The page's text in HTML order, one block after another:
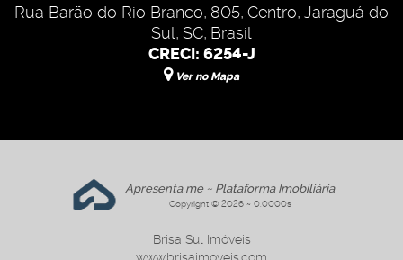
Rua Barão do Rio Branco, 805, Centro, Jaraguá do
Sul, SC, Brasil
CRECI: 6254-J
Ver no Mapa
Apresenta.me ~ Plataforma Imobiliária
Copyright © 2026 ~ 0.0000s
Brisa Sul Imóveis